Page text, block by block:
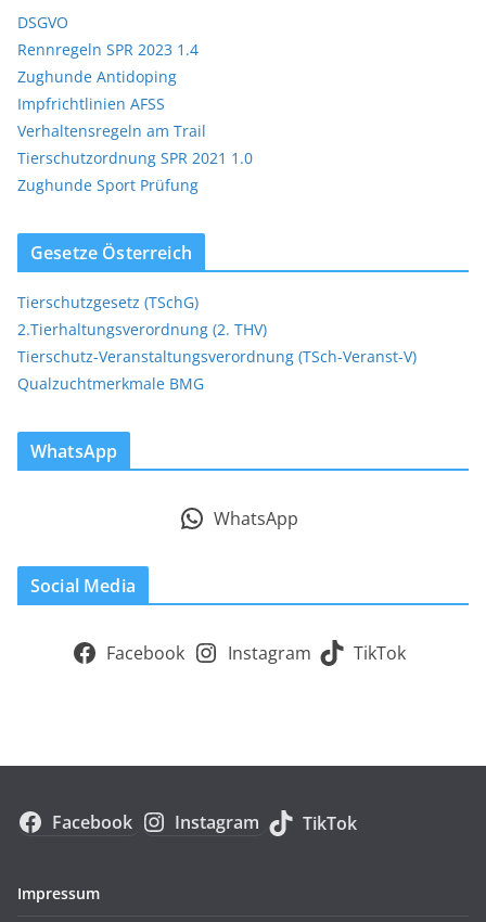
DSGVO
Rennregeln SPR 2023 1.4
Zughunde Antidoping
Impfrichtlinien AFSS
Verhaltensregeln am Trail
Tierschutzordnung SPR 2021 1.0
Zughunde Sport Prüfung
Gesetze Österreich
Tierschutzgesetz (TSchG)
2.Tierhaltungsverordnung (2. THV)
Tierschutz-Veranstaltungsverordnung (TSch-Veranst-V)
Qualzuchtmerkmale BMG
WhatsApp
WhatsApp
Social Media
Facebook Instagram TikTok
Facebook Instagram TikTok
Impressum